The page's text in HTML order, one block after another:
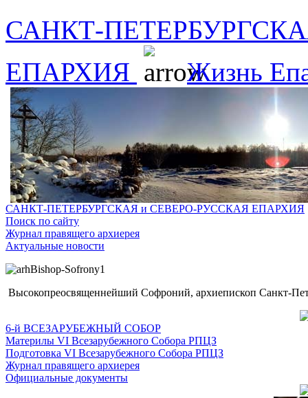
САНКТ-
ЕПАРХИЯ
Жизнь
САНКТ-ПЕТЕРБУРГСКАЯ и СЕВЕРО-РУССКАЯ ЕПАРХИЯ
Поиск по сайту
Журнал правящего архиерея
Актуальные новости
Высокопреосвященнейший Софроний, архиепископ Санкт-
6-й ВСЕЗАРУБЕЖНЫЙ СОБОР
Материлы VI Всезарубежного Собора РПЦЗ
Подготовка VI Всезарубежного Собора РПЦЗ
Журнал правящего архиерея
Официальные документы